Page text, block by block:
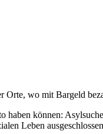
Orte, wo mit Bargeld
können:
Leben